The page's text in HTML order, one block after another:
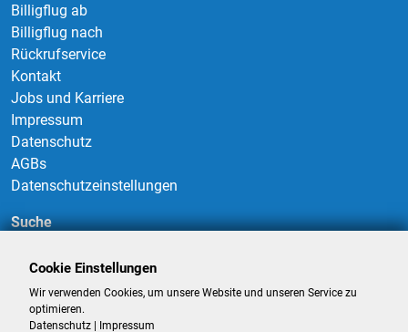
Billigflug ab
Billigflug nach
Rückrufservice
Kontakt
Jobs und Karriere
Impressum
Datenschutz
AGBs
Datenschutzeinstellungen
Suche
Suchen
Cookie Einstellungen
Wir verwenden Cookies, um unsere Website und unseren Service zu
optimieren.
Datenschutz
Impressum